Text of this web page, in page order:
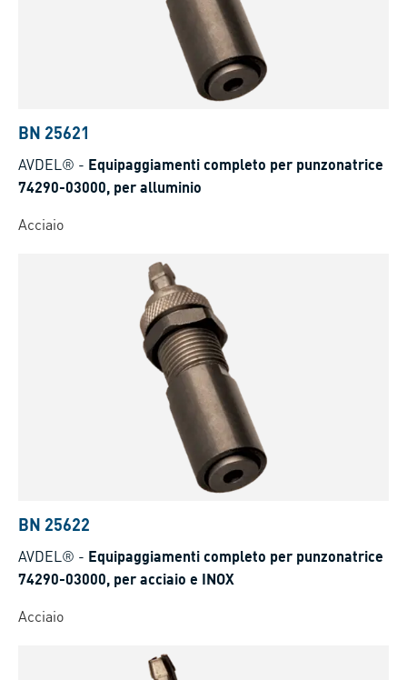
BN 25621
AVDEL® - Equipaggiamenti completo per punzonatrice
74290-03000, per alluminio
Acciaio
BN 25622
AVDEL® - Equipaggiamenti completo per punzonatrice
74290-03000, per acciaio e INOX
Acciaio